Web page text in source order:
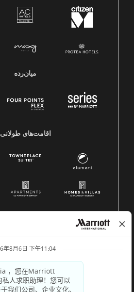
میان‌رده
اقامت‌های طولانی